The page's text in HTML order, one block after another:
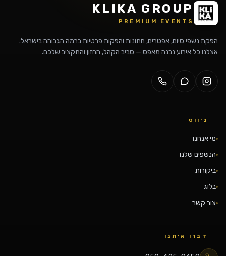
KLIKA GROUP
PREMIUM EVENTS
הפקת נשפי סיום, אפטרים, חתונות והפקות פרטיות ברמה הגבוהה בישראל.
אצלנו כל אירוע נבנה מאפס — סביב הקהל, החזון והתקציב שלכם.
ניווט
מי אנחנו
הנשפים שלנו
ביקורות
בלוג
צור קשר
דברו איתנו